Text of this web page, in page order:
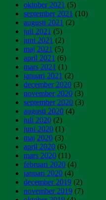
oktober 2021 (5)
september 2021 (10)
augusti 2021 (2)
juli 2021 (5)
juni 2021 (2)
maj 2021 (5)
april 2021 (6)
mars 2021 (1)
januari 2021 (2)
december 2020 (3)
november 2020 (3)
september 2020 (3)
augusti 2020 (4)
juli 2020 (2)
juni 2020 (1)
maj 2020 (3)
april 2020 (6)
mars 2020 (11)
februari 2020 (4)
januari 2020 (4)
december 2019 (2)
november 2019 (7)